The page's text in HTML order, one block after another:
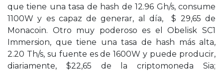
que tiene una tasa de hash de 12.96 Gh/s, consume
1100W y es capaz de generar, al día, $ 29,65 de
Monacoin. Otro muy poderoso es el Obelisk SC1
Immersion, que tiene una tasa de hash más alta,
2.20 Th/s, su fuente es de 1600W y puede producir,
diariamente, $22,65 de la criptomoneda Sia;